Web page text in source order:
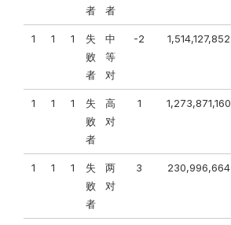
者
者
1 1 1
失
败
者
中
等
对
-2 1,514,127,852
1 1 1
失
败
者
高
对
1 1,273,871,160
1 1 1
失
败
者
两
对
3 230,996,664